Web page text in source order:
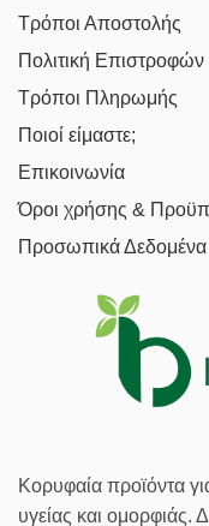
Τρόποι Αποστολής
Πολιτική Επιστροφών
Τρόποι Πληρωμής
Ποιοί είμαστε;
Επικοινωνία
Όροι χρήσης &
Προσωπικά
Κορυφαία προϊόντα
υγείας και